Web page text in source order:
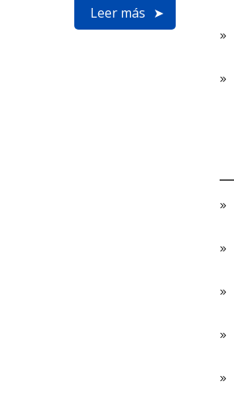
Leer más